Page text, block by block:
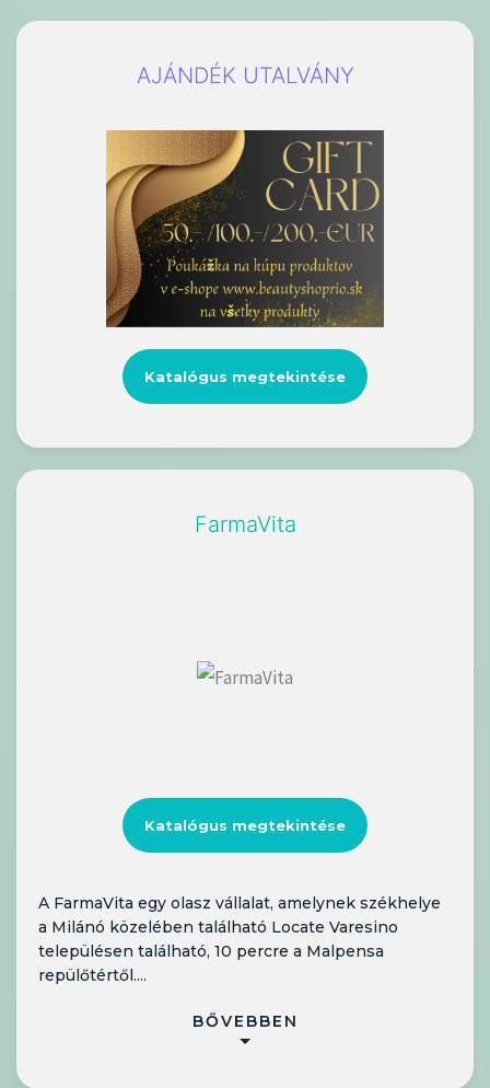
AJÁNDÉK UTALVÁNY
Katalógus megtekintése
FarmaVita
Katalógus megtekintése
A FarmaVita egy olasz vállalat, amelynek székhelye
a Milánó közelében található Locate Varesino
településen található, 10 percre a Malpensa
repülőtértől....
BŐVEBBEN